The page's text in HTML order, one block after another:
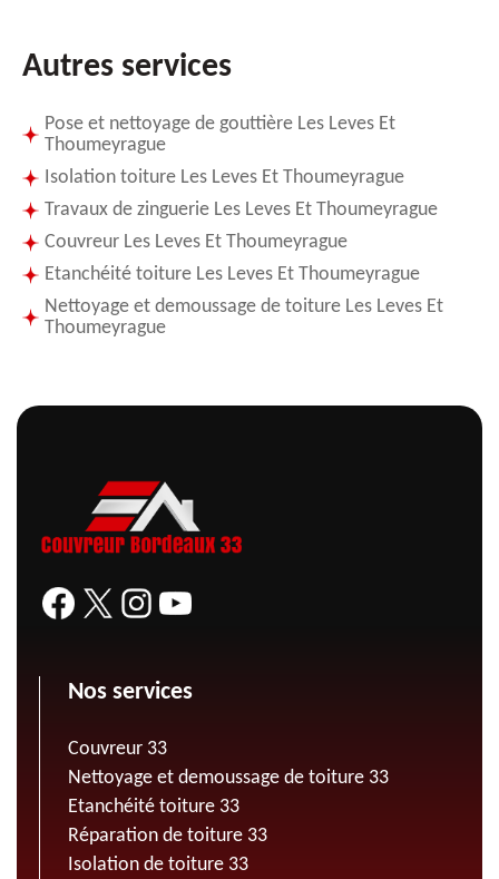
Autres services
Pose et nettoyage de gouttière Les Leves Et
Thoumeyrague
Isolation toiture Les Leves Et Thoumeyrague
Travaux de zinguerie Les Leves Et Thoumeyrague
Couvreur Les Leves Et Thoumeyrague
Etanchéité toiture Les Leves Et Thoumeyrague
Nettoyage et demoussage de toiture Les Leves Et
Thoumeyrague
Nos services
Couvreur 33
Nettoyage et demoussage de toiture 33
Etanchéité toiture 33
Réparation de toiture 33
Isolation de toiture 33